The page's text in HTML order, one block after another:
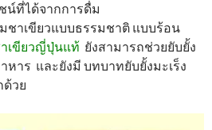
น์ที่ได้จากการดื่ม
ชาเขียวแบบธรรมชาติ แบบร้อน
เขียวญี่ปุ่นแท้ ยังสามารถช่วยยับยั้ง
หาร และยังมี บทบาทยับยั้งมะเร็ง
ด้วย